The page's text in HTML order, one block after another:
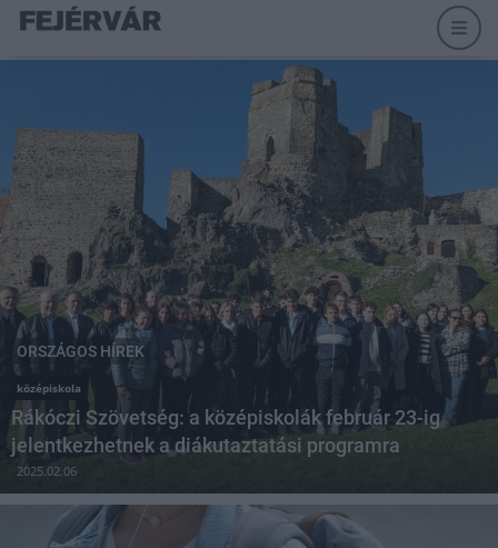
ORSZÁGOS HÍREK
középiskola
Rákóczi Szövetség: a középiskolák február 23-ig
jelentkezhetnek a diákutaztatási programra
2025.02.06